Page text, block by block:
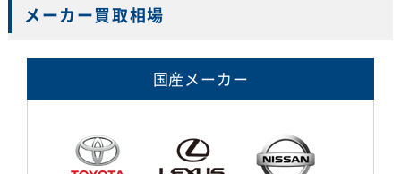
メーカー買取相場
国産メーカー